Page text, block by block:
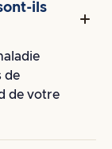
ils
de
de votre